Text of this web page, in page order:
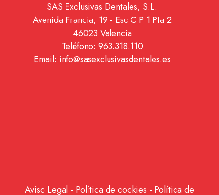
SAS Exclusivas Dentales, S.L.
Avenida Francia, 19 - Esc C P 1 Pta 2
46023 Valencia
Teléfono: 963.318.110
Email: info@sasexclusivasdentales.es
Aviso Legal - Política de cookies - Política de